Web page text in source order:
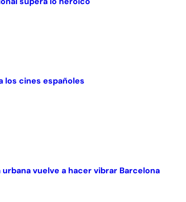
los cines españoles
vuelve a hacer vibrar Barcelona